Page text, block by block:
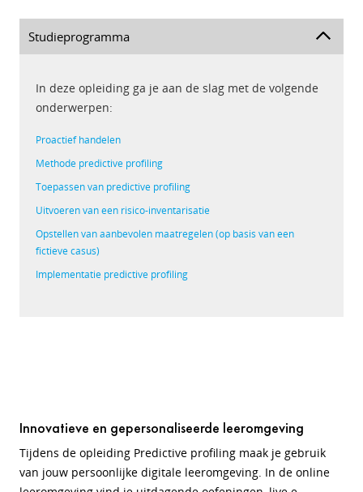
Studieprogramma
In deze opleiding ga je aan de slag met de volgende
onderwerpen:
Proactief handelen
Methode predictive profiling
Toepassen van predictive profiling
Uitvoeren van een risico-inventarisatie
Opstellen van aanbevolen maatregelen (op basis van een
fictieve casus)
Implementatie predictive profiling
Innovatieve en gepersonaliseerde leeromgeving
Tijdens de opleiding Predictive profiling maak je gebruik
van jouw persoonlijke digitale leeromgeving. In de online